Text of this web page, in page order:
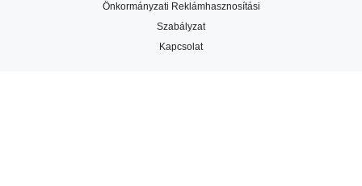
Önkormányzati Reklámhasznosítási
Szabályzat
Kapcsolat